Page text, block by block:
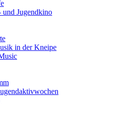
und Jugendkino
in der Kneipe